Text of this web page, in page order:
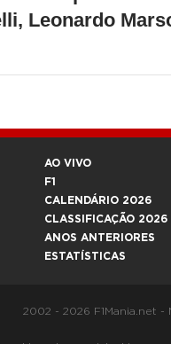
Leonardo
AO VIVO
F1
CALENDÁRIO 2026
CLASSIFICAÇÃO 2026
ANOS ANTERIORES
ESTATÍSTICAS
2002 - 2026 F1Mania.net